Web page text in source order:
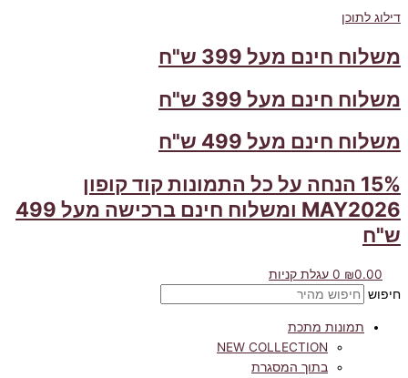
דילוג לתוכן
משלוח חינם מעל 399 ש"ח
משלוח חינם מעל 399 ש"ח
משלוח חינם מעל 499 ש"ח
15% הנחה על כל התמונות קוד קופון
MAY2026 ומשלוח חינם ברכישה מעל 499
ש"ח
₪0.00
0
עגלת קניות
חיפוש
תמונות מתכת
NEW COLLECTION
בתוך המסגרת